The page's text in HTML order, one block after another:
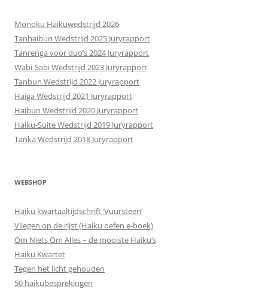
Monoku Haikuwedstrijd 2026
Tanhaibun Wedstrijd 2025 Juryrapport
Tanrenga voor duo’s 2024 Juryrapport
Wabi-Sabi Wedstrijd 2023 Juryrapport
Tanbun Wedstrijd 2022 Juryrapport
Haiga Wedstrijd 2021 Juryrapport
Haibun Wedstrijd 2020 Juryrapport
Haiku-Suite Wedstrijd 2019 Juryrapport
Tanka Wedstrijd 2018 Juryrapport
WEBSHOP
Haiku kwartaaltijdschrift ‘Vuursteen’
Vliegen op de rijst (Haiku oefen e-boek)
Om Niets Om Alles – de mooiste Haiku’s
Haiku Kwartet
Tegen het licht gehouden
50 haikubesprekingen